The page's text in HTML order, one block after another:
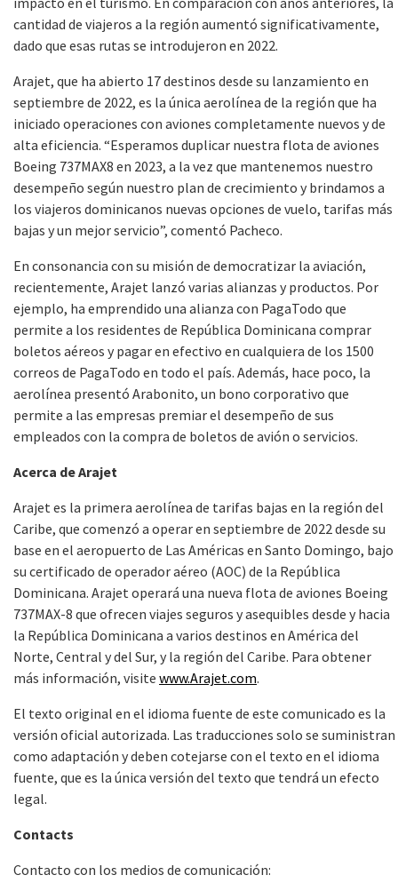
cantidad de viajeros a la región aumentó significativamente,
dado que esas rutas se introdujeron en 2022.
Arajet, que ha abierto 17 destinos desde su lanzamiento en
septiembre de 2022, es la única aerolínea de la región que ha
iniciado operaciones con aviones completamente nuevos y de
alta eficiencia. “Esperamos duplicar nuestra flota de aviones
Boeing 737MAX8 en 2023, a la vez que mantenemos nuestro
desempeño según nuestro plan de crecimiento y brindamos a
los viajeros dominicanos nuevas opciones de vuelo, tarifas más
bajas y un mejor servicio”, comentó Pacheco.
En consonancia con su misión de democratizar la aviación,
recientemente, Arajet lanzó varias alianzas y productos. Por
ejemplo, ha emprendido una alianza con PagaTodo que
permite a los residentes de República Dominicana comprar
boletos aéreos y pagar en efectivo en cualquiera de los 1500
correos de PagaTodo en todo el país. Además, hace poco, la
aerolínea presentó Arabonito, un bono corporativo que
permite a las empresas premiar el desempeño de sus
empleados con la compra de boletos de avión o servicios.
Acerca de Arajet
Arajet es la primera aerolínea de tarifas bajas en la región del
Caribe, que comenzó a operar en septiembre de 2022 desde su
base en el aeropuerto de Las Américas en Santo Domingo, bajo
su certificado de operador aéreo (AOC) de la República
Dominicana. Arajet operará una nueva flota de aviones Boeing
737MAX-8 que ofrecen viajes seguros y asequibles desde y hacia
la República Dominicana a varios destinos en América del
Norte, Central y del Sur, y la región del Caribe. Para obtener
más información, visite www.Arajet.com.
El texto original en el idioma fuente de este comunicado es la
versión oficial autorizada. Las traducciones solo se suministran
como adaptación y deben cotejarse con el texto en el idioma
fuente, que es la única versión del texto que tendrá un efecto
legal.
Contacts
Contacto con los medios de comunicación: